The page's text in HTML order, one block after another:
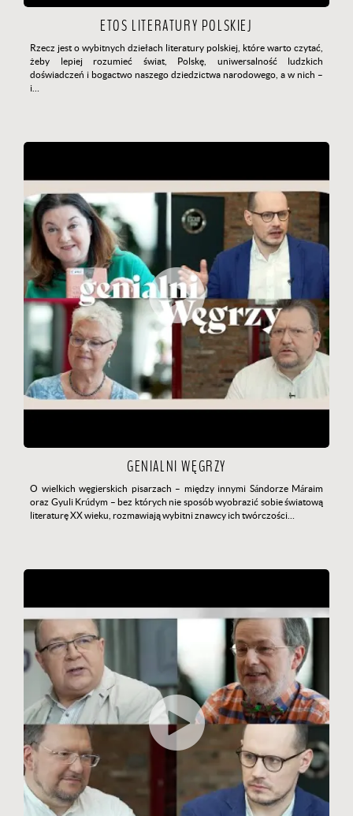
ETOS LITERATURY POLSKIEJ
Rzecz jest o wybitnych dziełach literatury polskiej, które warto czytać,
żeby lepiej rozumieć świat, Polskę, uniwersalność ludzkich
doświadczeń i bogactwo naszego dziedzictwa narodowego, a w nich –
i…
GENIALNI WĘGRZY
O wielkich węgierskich pisarzach – między innymi Sándorze Máraim
oraz Gyuli Krúdym – bez których nie sposób wyobrazić sobie światową
literaturę XX wieku, rozmawiają wybitni znawcy ich twórczości…